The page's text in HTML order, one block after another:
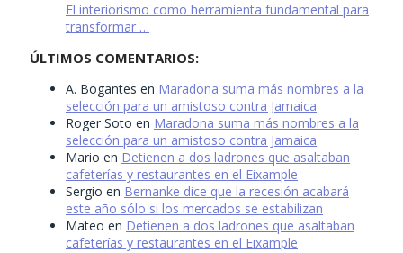
El interiorismo como herramienta fundamental para
transformar …
ÚLTIMOS COMENTARIOS:
A. Bogantes en Maradona suma más nombres a la
selección para un amistoso contra Jamaica
Roger Soto en Maradona suma más nombres a la
selección para un amistoso contra Jamaica
Mario en Detienen a dos ladrones que asaltaban
cafeterías y restaurantes en el Eixample
Sergio en Bernanke dice que la recesión acabará
este año sólo si los mercados se estabilizan
Mateo en Detienen a dos ladrones que asaltaban
cafeterías y restaurantes en el Eixample